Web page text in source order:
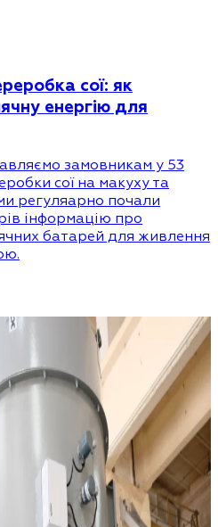
сої: як
енергію для
замовникам у 53
сої на макуху та
регуляарно почали
інформацію про
батарей для живлення